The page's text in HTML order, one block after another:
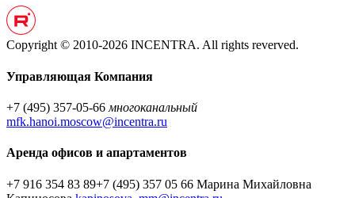
Copyright © 2010-2026 INCENTRA. All rights reverved.
Управляющая Компания
+7 (495) 357-05-66 многоканальный
mfk.hanoi.moscow@incentra.ru
Аренда офисов и апартаментов
+7 916 354 83 89+7 (495) 357 05 66 Марина Михайловна